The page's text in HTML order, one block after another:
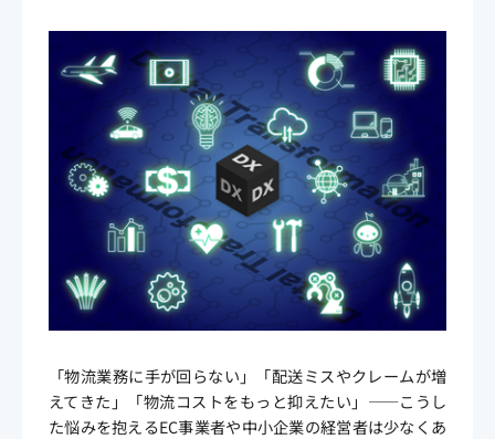
「物流業務に手が回らない」「配送ミスやクレームが増
えてきた」「物流コストをもっと抑えたい」——こうし
た悩みを抱えるEC事業者や中小企業の経営者は少なくあ